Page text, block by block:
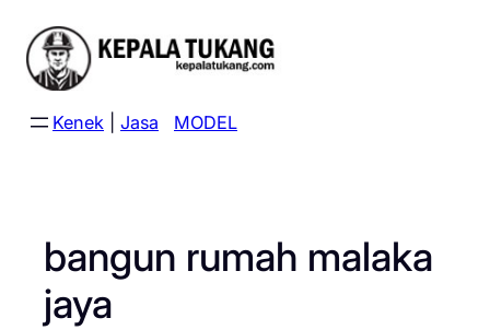
content
Kenek Jasa MODEL
bangun rumah malaka
jaya